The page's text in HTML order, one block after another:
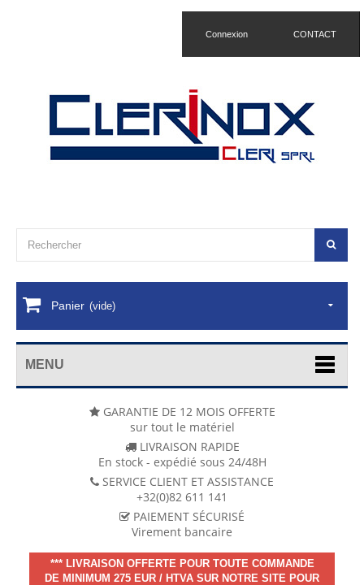
CONTACT
Connexion
Panier (vide)
MENU
GARANTIE DE 12 MOIS OFFERTE
sur tout le matériel
LIVRAISON RAPIDE
En stock - expédié sous 24/48H
SERVICE CLIENT ET ASSISTANCE
+32(0)82 611 141
PAIEMENT SÉCURISÉ
Virement bancaire
*** LIVRAISON OFFERTE POUR TOUTE COMMANDE
DE MINIMUM 275 EUR / HTVA SUR NOTRE SITE POUR